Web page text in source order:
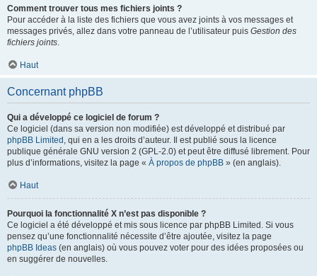
Comment trouver tous mes fichiers joints ?
Pour accéder à la liste des fichiers que vous avez joints à vos messages et
messages privés, allez dans votre panneau de l’utilisateur puis Gestion des
fichiers joints.
Haut
Concernant phpBB
Qui a développé ce logiciel de forum ?
Ce logiciel (dans sa version non modifiée) est développé et distribué par
phpBB Limited , qui en a les droits d’auteur. Il est publié sous la licence
publique générale GNU version 2 (GPL-2.0) et peut être diffusé librement. Pour
plus d’informations, visitez la page « À propos de phpBB » (en anglais).
Haut
Pourquoi la fonctionnalité X n’est pas disponible ?
Ce logiciel a été développé et mis sous licence par phpBB Limited. Si vous
pensez qu’une fonctionnalité nécessite d’être ajoutée, visitez la page
phpBB Ideas (en anglais) où vous pouvez voter pour des idées proposées ou
en suggérer de nouvelles.